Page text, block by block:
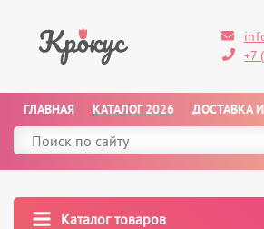
+7
ГЛАВНАЯ КАТАЛОГ 2026 ДОСТАВКА
Каталог товаров